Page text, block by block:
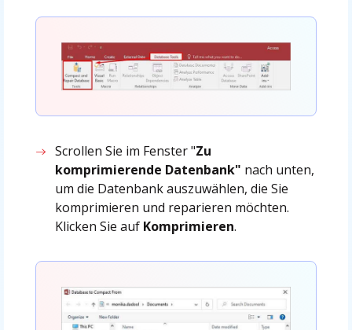
Scrollen Sie im Fenster "Zu
komprimierende Datenbank" nach unten,
um die Datenbank auszuwählen, die Sie
komprimieren und reparieren möchten.
Klicken Sie auf Komprimieren.